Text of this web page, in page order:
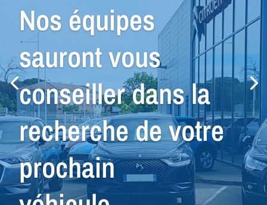
Nos équipes
sauront vous
conseiller dans la
recherche de votre
prochain